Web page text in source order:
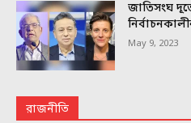
জাতিসংঘ
May 9, 2023
রাজনীতি